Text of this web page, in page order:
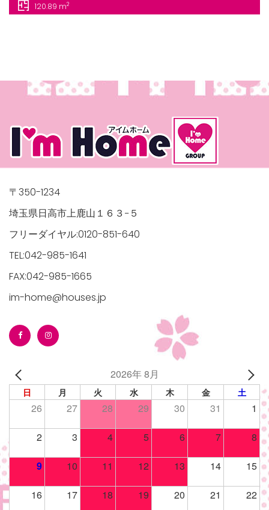
120.89 m2
〒350-1234
埼玉県日高市上鹿山１６３−５
フリーダイヤル:0120-851-640
TEL:042-985-1641
FAX:042-985-1665
im-home@houses.jp
2026年 8月
日 月 火 水 木 金 土
26 27 28 29 30 31 1
2 3 4 5 6 7 8
9 10 11 12 13 14 15
16 17 18 19 20 21 22